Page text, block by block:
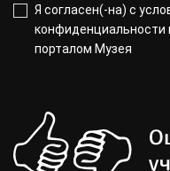
Я согласен(-на) с
конфиденциальности
порталом Музея